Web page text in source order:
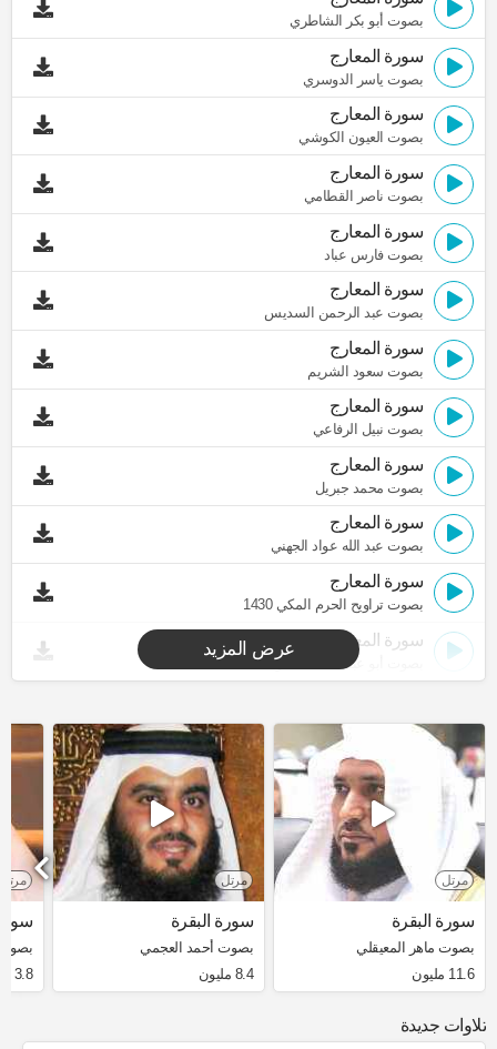
بصوت أبو بكر الشاطري
سورة المعارج
بصوت ياسر الدوسري
سورة المعارج
بصوت العيون الكوشي
سورة المعارج
بصوت ناصر القطامي
سورة المعارج
بصوت فارس عباد
سورة المعارج
بصوت عبد الرحمن السديس
سورة المعارج
بصوت سعود الشريم
سورة المعارج
بصوت نبيل الرفاعي
سورة المعارج
بصوت محمد جبريل
سورة المعارج
بصوت عبد الله عواد الجهني
سورة المعارج
بصوت تراويح الحرم المكي 1430
سورة المعارج
بصوت أبو عبد الله المظفر
عرض المزيد
مرتل
سورة البقرة
بصوت ماهر المعيقلي
11.6 مليون
مرتل
سورة البقرة
بصوت أحمد العجمي
8.4 مليون
مرتل
3.8 مليون
تلاوات جديدة